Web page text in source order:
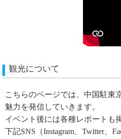
観光について
こちらのページでは、中国駐東
魅力を発信していきます。
イベント後には各種レポートも
下記SNS（Instagram、Twitter、